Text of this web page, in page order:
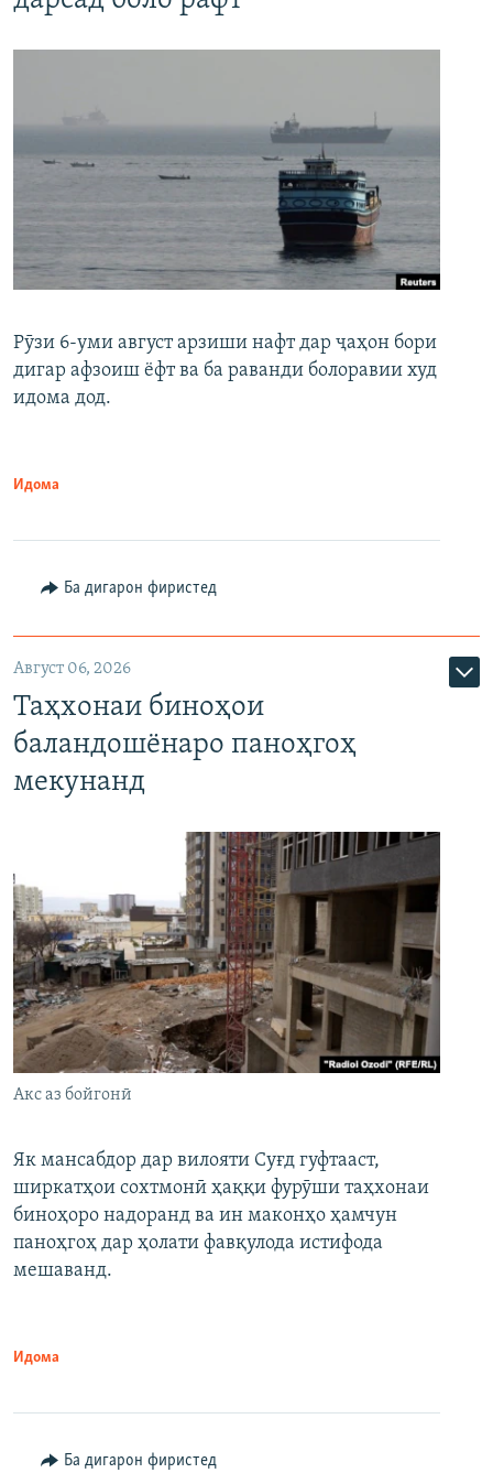
Рӯзи 6-уми август арзиши нафт дар ҷаҳон бори
дигар афзоиш ёфт ва ба раванди болоравии худ
идома дод.
Идома
Ба дигарон фиристед
Август 06, 2026
Таҳхонаи биноҳои
баландошёнаро паноҳгоҳ
мекунанд
Акс аз бойгонӣ
Як мансабдор дар вилояти Суғд гуфтааст,
ширкатҳои сохтмонӣ ҳаққи фурӯши таҳхонаи
биноҳоро надоранд ва ин маконҳо ҳамчун
паноҳгоҳ дар ҳолати фавқулода истифода
мешаванд.
Идома
Ба дигарон фиристед